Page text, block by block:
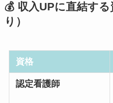
💰 収入UPに直結す
り）
資格
認定看護師